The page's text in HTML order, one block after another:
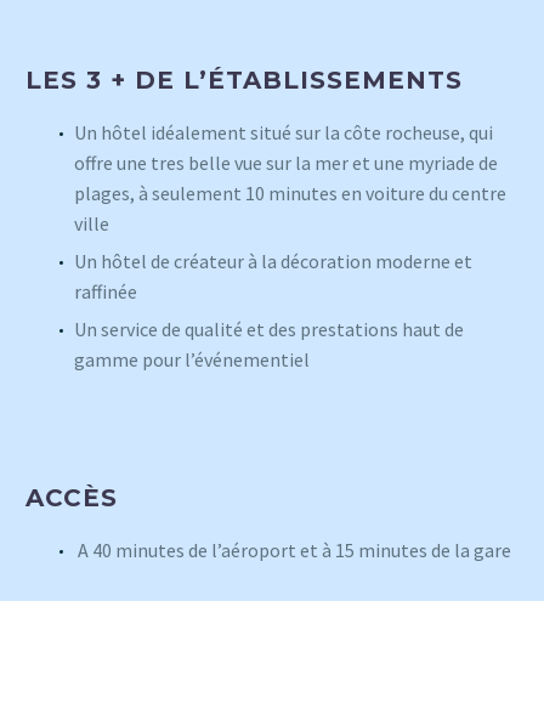
LES 3 + DE L’ÉTABLISSEMENTS
Un hôtel idéalement situé sur la côte rocheuse, qui
offre une tres belle vue sur la mer et une myriade de
plages, à seulement 10 minutes en voiture du centre
ville
Un hôtel de créateur à la décoration moderne et
raffinée
Un service de qualité et des prestations haut de
gamme pour l’événementiel
ACCÈS
A 40 minutes de l’aéroport et à 15 minutes de la gare